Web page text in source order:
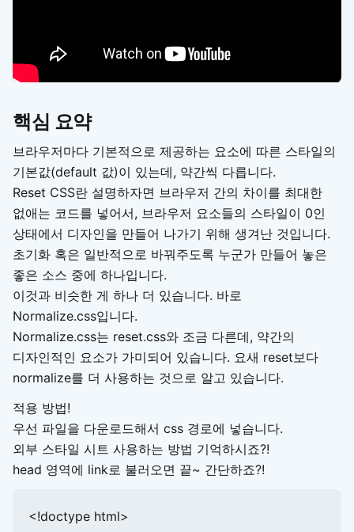
핵심 요약
브라우저마다 기본적으로 제공하는 요소에 따른 스타일의
기본값(default 값)이 있는데, 약간씩 다릅니다.
Reset CSS란 설명하자면 브라우저 간의 차이를 최대한
없애는 코드를 넣어서, 브라우저 요소들의 스타일이 0인
상태에서 디자인을 만들어 나가기 위해 생겨난 것입니다.
초기화 혹은 일반적으로 바꿔주도록 누군가 만들어 놓은
좋은 소스 중에 하나입니다.
이것과 비슷한 게 하나 더 있습니다. 바로
Normalize.css입니다.
Normalize.css는 reset.css와 조금 다른데, 약간의
디자인적인 요소가 가미되어 있습니다. 요새 reset보다
normalize를 더 사용하는 것으로 알고 있습니다.
적용 방법!
우선 파일을 다운로드해서 css 경로에 넣습니다.
외부 스타일 시트 사용하는 방법 기억하시죠?!
head 영역에 link로 불러오면 끝~ 간단하죠?!
<!doctype html>